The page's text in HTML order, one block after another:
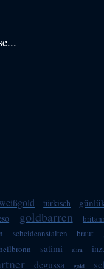
türkisch
goldbarren
scheideanstalten braut
satimi alim
degussa gold